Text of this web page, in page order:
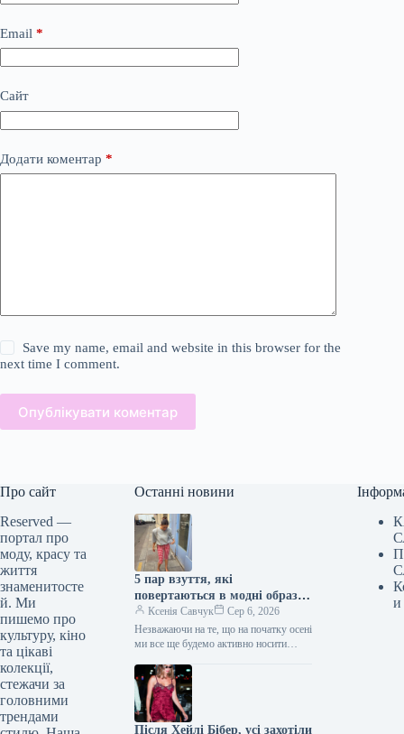
Email *
Сайт
Додати коментар *
Save my name, email and website in this browser for the
next time I comment.
Опублікувати коментар
Про сайт
Reserved —
портал про
моду, красу та
життя
знаменитосте
й. Ми
пишемо про
культуру, кіно
та цікаві
колекції,
стежачи за
головними
трендами
Останні новини
5 пар взуття, які
повертаються в модні образи
з приходом осені
Ксенія Савчук
Сер 6, 2026
Незважаючи на те, що на початку осені
ми все ще будемо активно носити
матимемо…
Після Хейлі Бібер, усі захотіли
и